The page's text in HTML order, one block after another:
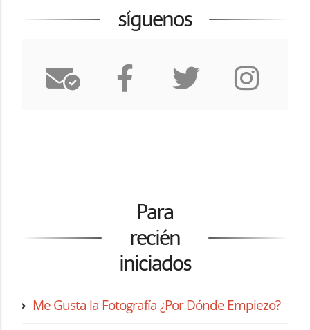
síguenos
Para
recién
iniciados
Me Gusta la Fotografía ¿Por Dónde Empiezo?